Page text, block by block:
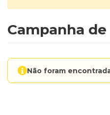
Campanha
Não foram